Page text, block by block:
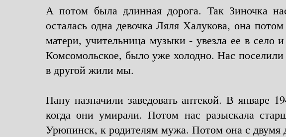
А потом была длинная дорога. Так Зиночка
осталась одна девочка Ляля Халукова, она
матери, учительница музыки - увезла ее в село
Комсомольское, было уже холодно. Нас
в другой жили мы.
Папу назначили заведовать аптекой. В январе
когда они умирали. Потом нас разыскала
Урюпинск, к родителям мужа. Потом она с двумя